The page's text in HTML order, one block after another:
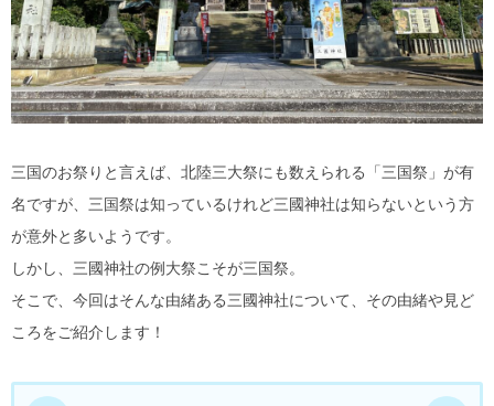
三国のお祭りと言えば、北陸三大祭にも数えられる「三国祭」が有
名ですが、三国祭は知っているけれど三國神社は知らないという方
が意外と多いようです。
しかし、三國神社の例大祭こそが三国祭。
そこで、今回はそんな由緒ある三國神社について、その由緒や見ど
ころをご紹介します！
生活・地元ネタ
交通情報
勝山市
坂井市
高浜町
南越前町